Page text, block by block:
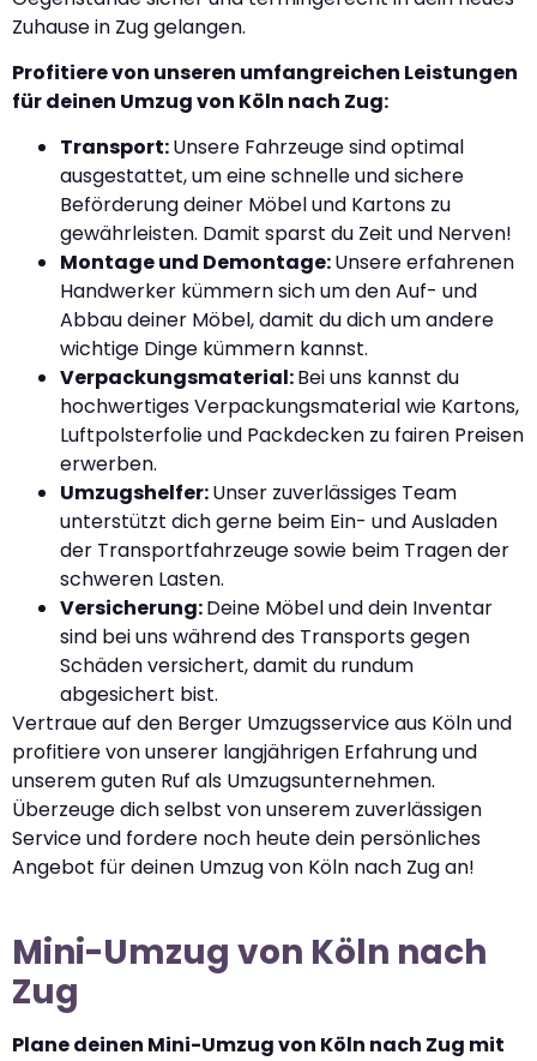
Zuhause in Zug gelangen.
Profitiere von unseren umfangreichen Leistungen
für deinen Umzug von Köln nach Zug:
Transport:Unsere Fahrzeuge sind optimal
ausgestattet, um eine schnelle und sichere
Beförderung deiner Möbel und Kartons zu
gewährleisten. Damit sparst du Zeit und Nerven!
Montage und Demontage:Unsere erfahrenen
Handwerker kümmern sich um den Auf- und
Abbau deiner Möbel, damit du dich um andere
wichtige Dinge kümmern kannst.
Verpackungsmaterial:Bei uns kannst du
hochwertiges Verpackungsmaterial wie Kartons,
Luftpolsterfolie und Packdecken zu fairen Preisen
erwerben.
Umzugshelfer:Unser zuverlässiges Team
unterstützt dich gerne beim Ein- und Ausladen
der Transportfahrzeuge sowie beim Tragen der
schweren Lasten.
Versicherung:Deine Möbel und dein Inventar
sind bei uns während des Transports gegen
Schäden versichert, damit du rundum
abgesichert bist.
Vertraue auf den Berger Umzugsservice aus Köln und
profitiere von unserer langjährigen Erfahrung und
unserem guten Ruf als Umzugsunternehmen.
Überzeuge dich selbst von unserem zuverlässigen
Service und fordere noch heute dein persönliches
Angebot für deinen Umzug von Köln nach Zug an!
Mini-Umzug von Köln nach
Zug
Plane deinen Mini-Umzug von Köln nach Zug mit